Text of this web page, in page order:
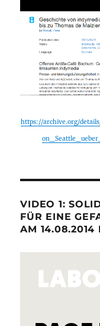
https://archive.org/
VIDEO 1:
FÜR EINE
AM 14.08.2014